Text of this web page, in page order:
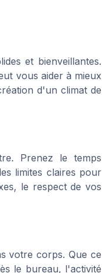
et bienveillantes.
vous aider à mieux
d'un climat de
Prenez le temps
limites claires pour
le respect de vos
votre corps. Que ce
le bureau, l'activité